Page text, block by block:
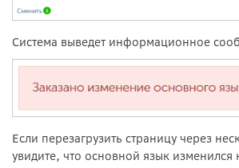
Система выведет информационное
Если перезагрузить страницу через
увидите, что основной язык